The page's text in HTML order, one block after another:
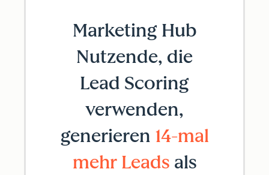
Marketing Hub
Nutzende, die
Lead Scoring
verwenden,
generieren 14-mal
mehr Leads als